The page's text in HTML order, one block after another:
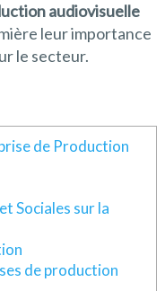
audiovisuelle
leur importance
le secteur.
de Production
Sociales sur la
de production